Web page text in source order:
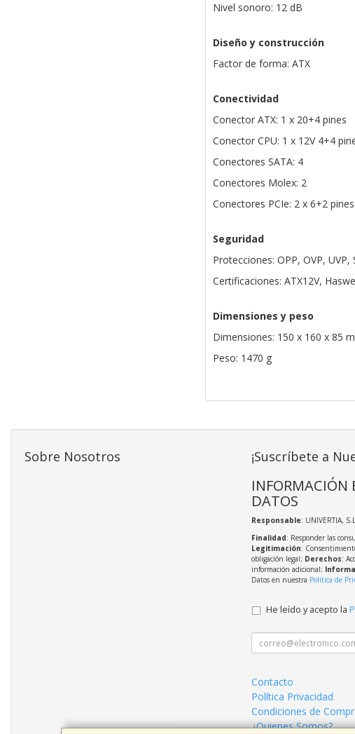
Nivel sonoro: 12 dB
Diseño y construcción
Factor de forma: ATX
Conectividad
Conector ATX: 1 x 20+4 pines
Conector CPU: 1 x 12V 4+4
Conectores SATA: 4
Conectores Molex: 2
Conectores PCIe: 2 x 6+2 pines
Seguridad
Protecciones: OPP, OVP, UVP,
Certificaciones: ATX12V,
Dimensiones y peso
Dimensiones: 150 x 160 x 85
Peso: 1470 g
Sobre Nosotros ¡Suscríbete a
INFORMACIÓN
DATOS
Responsable: UNIVERTIA,
Finalidad: Responder las
Legitimación:
obligación legal; Derechos:
información adicional;
Datos en nuestra Política de
He leído y acepto la
Contacto
Política Privacidad
Condiciones de
¿Quienes Somos?